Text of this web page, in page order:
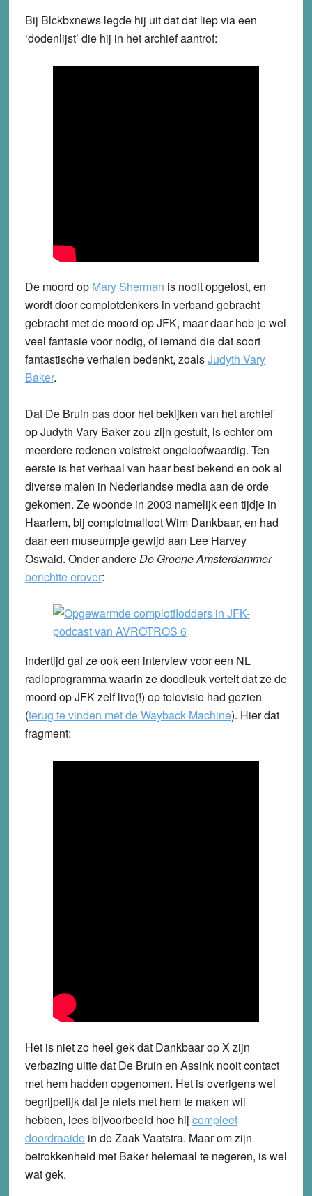
Bij Blckbxnews legde hij uit dat dat liep via een
‘dodenlijst’ die hij in het archief aantrof:
De moord op Mary Sherman is nooit opgelost, en
wordt door complotdenkers in verband gebracht
gebracht met de moord op JFK, maar daar heb je wel
veel fantasie voor nodig, of iemand die dat soort
fantastische verhalen bedenkt, zoalsJudyth Vary
Baker.
Dat De Bruin pas door het bekijken van het archief
op Judyth Vary Baker zou zijn gestuit, is echter om
meerdere redenen volstrekt ongeloofwaardig. Ten
eerste is het verhaal van haar best bekend en ook al
diverse malen in Nederlandse media aan de orde
gekomen. Ze woonde in 2003 namelijk een tijdje in
Haarlem, bij complotmalloot Wim Dankbaar, en had
daar een museumpje gewijd aan Lee Harvey
Oswald. Onder andereDe Groene Amsterdammer
berichtte erover:
Indertijd gaf ze ook een interview voor een NL
radioprogramma waarin ze doodleuk vertelt dat ze de
moord op JFK zelf live(!) op televisie had gezien
(terug te vinden met de Wayback Machine). Hier dat
fragment:
Het is niet zo heel gek dat Dankbaar op X zijn
verbazing uitte dat De Bruin en Assink nooit contact
met hem hadden opgenomen. Het is overigens wel
begrijpelijk dat je niets met hem te maken wil
hebben, lees bijvoorbeeld hoe hij compleet
doordraaidein de Zaak Vaatstra. Maar om zijn
betrokkenheid met Baker helemaal te negeren, is wel
wat gek.